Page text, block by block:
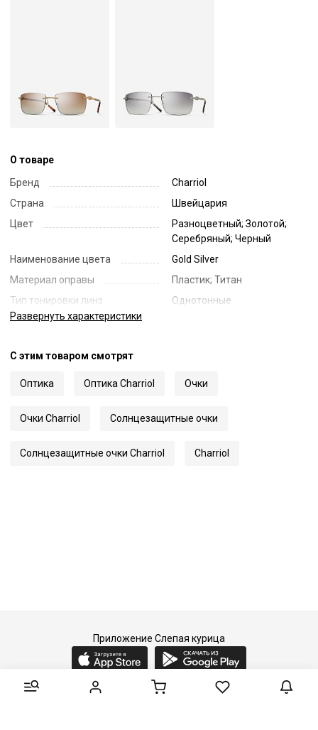
О товаре
Бренд
Charriol
Страна
Швейцария
Цвет
Разноцветный; Золотой;
Серебряный; Черный
Наименование цвета
Gold Silver
Материал оправы
Пластик; Титан
Тип тонировки линз
Однотонные
Цвет линз
Диаметр линзы
Ширина переносицы
Код
60567
Развернуть характеристики
С этим товаром смотрят
Оптика Оптика Charriol Очки
Очки Charriol Солнцезащитные очки
Солнцезащитные очки Charriol Charriol
Приложение Слепая курица
2015-2026 © Слепая курица - fashion concept store.